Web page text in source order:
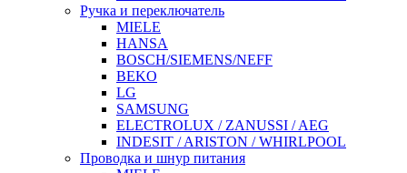
Ручка и переключатель
MIELE
HANSA
BOSCH/SIEMENS/NEFF
BEKO
LG
SAMSUNG
ELECTROLUX / ZANUSSI / AEG
INDESIT / ARISTON / WHIRLPOOL
Проводка и шнур питания